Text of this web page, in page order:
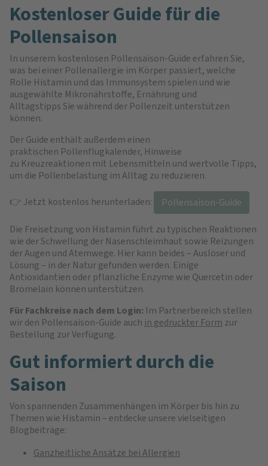
Kostenloser Guide für die
Pollensaison
In unserem kostenlosen Pollensaison-Guide erfahren Sie,
was bei einer Pollenallergie im Körper passiert, welche
Rolle Histamin und das Immunsystem spielen und wie
ausgewählte Mikronährstoffe, Ernährung und
Alltagstipps Sie während der Pollenzeit unterstützen
können.
Der Guide enthält außerdem einen
praktischen Pollenflugkalender, Hinweise
zu Kreuzreaktionen mit Lebensmitteln und wertvolle Tipps,
um die Pollenbelastung im Alltag zu reduzieren.
👉 Jetzt kostenlos herunterladen: Pollensaison-Guide
Die Freisetzung von Histamin führt zu typischen Reaktionen
wie der Schwellung der Nasenschleimhaut sowie Reizungen
der Augen und Atemwege. Hier kann beides – Auslöser und
Lösung – in der Natur gefunden werden. Einige
Antioxidantien oder pflanzliche Enzyme wie Quercetin oder
Bromelain können unterstützen.
Für Fachkreise nach dem Login: Im Partnerbereich stellen
wir den Pollensaison-Guide auch in gedruckter Form zur
Bestellung zur Verfügung.
Gut informiert durch die
Saison
Von spannenden Zusammenhängen im Körper bis hin zu
Themen wie Histamin – entdecke unsere vielseitigen
Blogbeiträge:
Ganzheitliche Ansätze bei Allergien